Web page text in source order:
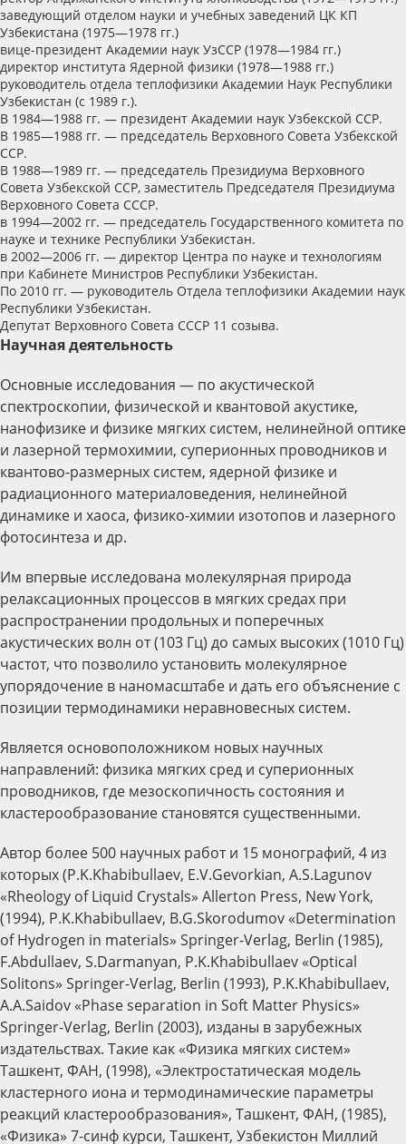
заведующий отделом науки и учебных заведений ЦК КП
Узбекистана (1975—1978 гг.)
вице-президент Академии наук УзССР (1978—1984 гг.)
директор института Ядерной физики (1978—1988 гг.)
руководитель отдела теплофизики Академии Наук Республики
Узбекистан (с 1989 г.).
В 1984—1988 гг. — президент Академии наук Узбекской ССР.
В 1985—1988 гг. — председатель Верховного Совета Узбекской
ССР.
В 1988—1989 гг. — председатель Президиума Верховного
Совета Узбекской ССР, заместитель Председателя Президиума
Верховного Совета СССР.
в 1994—2002 гг. — председатель Государственного комитета по
науке и технике Республики Узбекистан.
в 2002—2006 гг. — директор Центра по науке и технологиям
при Кабинете Министров Республики Узбекистан.
По 2010 гг. — руководитель Отдела теплофизики Академии наук
Республики Узбекистан.
Депутат Верховного Совета СССР 11 созыва.
Научная деятельность
Основные исследования — по акустической
спектроскопии, физической и квантовой акустике,
нанофизике и физике мягких систем, нелинейной оптике
и лазерной термохимии, суперионных проводников и
квантово-размерных систем, ядерной физике и
радиационного материаловедения, нелинейной
динамике и хаоса, физико-химии изотопов и лазерного
фотосинтеза и др.
Им впервые исследована молекулярная природа
релаксационных процессов в мягких средах при
распространении продольных и поперечных
акустических волн от (103 Гц) до самых высоких (1010 Гц)
частот, что позволило установить молекулярное
упорядочение в наномасштабе и дать его объяснение с
позиции термодинамики неравновесных систем.
Является основоположником новых научных
направлений: физика мягких сред и суперионных
проводников, где мезоскопичность состояния и
кластерообразование становятся существенными.
Автор более 500 научных работ и 15 монографий, 4 из
которых (P.K.Khabibullaev, E.V.Gevorkian, A.S.Lagunov
«Rheology of Liquid Crystals» Allerton Press, New York,
(1994), P.K.Khabibullaev, B.G.Skorodumov «Determination
of Hydrogen in materials» Springer-Verlag, Berlin (1985),
F.Abdullaev, S.Darmanyan, P.K.Khabibullaev «Optical
Solitons» Springer-Verlag, Berlin (1993), P.K.Khabibullaev,
A.A.Saidov «Phase separation in Soft Matter Physics»
Springer-Verlag, Berlin (2003), изданы в зарубежных
издательствах. Такие как «Физика мягких систем»
Ташкент, ФАН, (1998), «Электростатическая модель
кластерного иона и термодинамические параметры
реакций кластерообразования», Ташкент, ФАН, (1985),
«Физика» 7-синф курси, Ташкент, Узбекистон Миллий